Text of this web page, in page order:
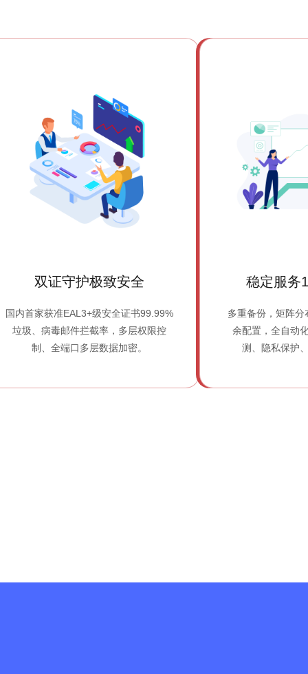
双证守护极致安全
国内首家获准EAL3+级安全证书99.99%
垃圾、病毒邮件拦截率，多层权限控
制、全端口多层数据加密。
稳定服务
多重备份，矩阵
余配置，全自动
测、隐私保护